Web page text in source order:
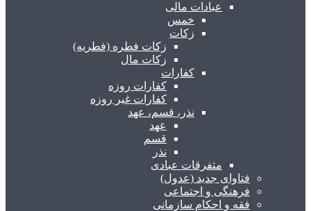
عبادات مالی
خمس
زکات
زکات فطره (فطریه)
زکات مال
کفارات
کفارات روزه
کفارات غیر روزه
نذر، قسم، عهد
عهد
قسم
نذر
متفرقات عبادی
فتاوای جدید (عدول)
فرهنگی و اجتماعی
فقه و احکام سازمانی